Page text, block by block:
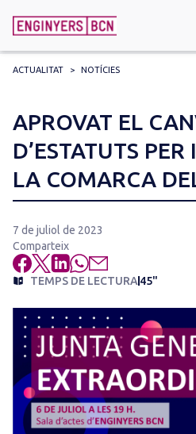
for:
ACTUALITAT > NOTÍCIES
APROVAT EL
D’ESTATUTS
LA COMARCA
7 de juliol de 2023
Comparteix
TEMPS DE LECTURA 45"